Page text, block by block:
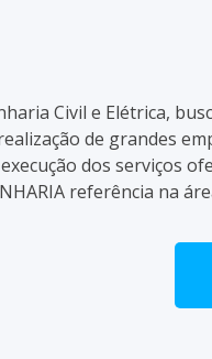
Civil e Elétrica,
de grandes
dos serviços
referência na